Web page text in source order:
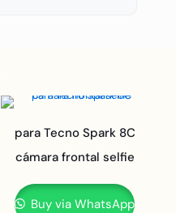
para Tecno Spark 8C
cámara frontal selfie
Buy via WhatsApp